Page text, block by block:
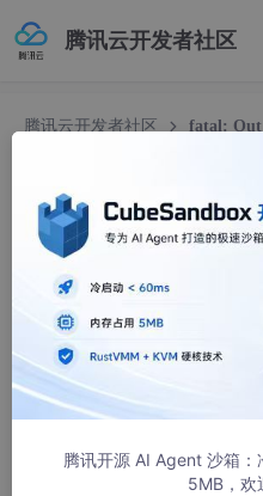
腾讯云开发者社区
腾讯云开发者社区
fatal: Out
fatal: Out of memory,
cate
那个小白猿
4280人浏览 · 2021-05-
今天在git pull时，遇到一个报错
fatal: Out of memory, malloc
00 bytes)
找到.gitconfig文件
腾讯开源 AI Agent 沙箱
5MB，欢